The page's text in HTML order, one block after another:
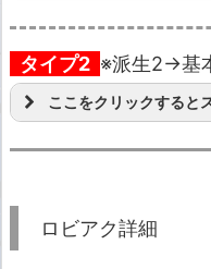
タイプ2 ※派生2→基
ここをクリックすると
ロビアク詳細